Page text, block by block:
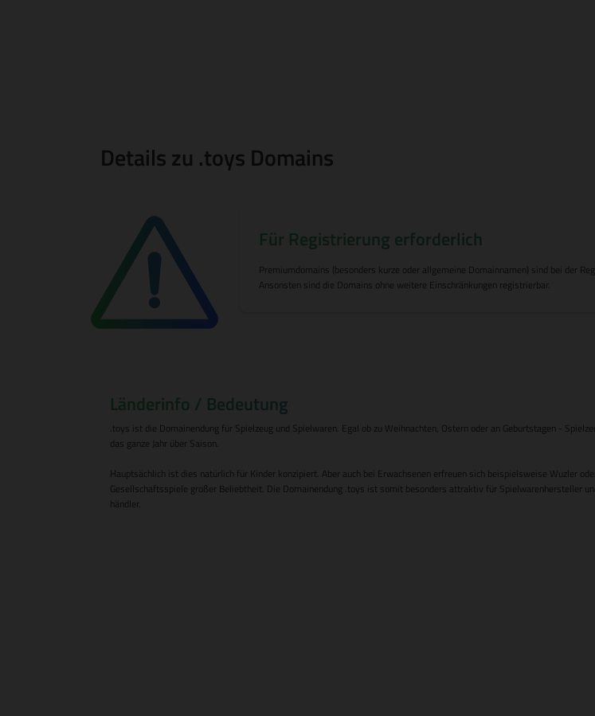
Details zu .toys Domains
Für Registrierung erforderlich
Premiumdomains (besonders kurze oder allgemeine Domainnamen) sind bei der
Ansonsten sind die Domains ohne weitere Einschränkungen registrierbar.
Länderinfo / Bedeutung
.toys ist die Domainendung für Spielzeug und Spielwaren. Egal ob zu Weihnachten, Ostern oder an Geburtstagen -
das ganze Jahr über Saison.
Hauptsächlich ist dies natürlich für Kinder konzipiert. Aber auch bei Erwachsenen erfreuen sich beispielsweise Wuzler
Gesellschaftsspiele großer Beliebtheit. Die Domainendung .toys ist somit besonders attraktiv für Spielwarenhersteller
händler.